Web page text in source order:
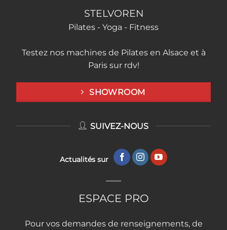
STELVOREN
Pilates - Yoga - Fitness
Testez nos machines de Pilates en Alsace et à
Paris sur rdv!
SHOWROOM
SUIVEZ-NOUS
Actualités sur
ESPACE PRO
Pour vos demandes de renseignements, de